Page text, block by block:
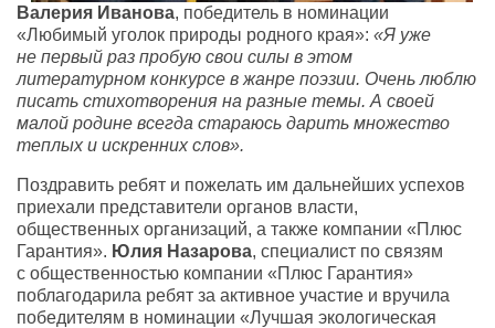
Валерия Иванова, победитель в номинации
«Любимый уголок природы родного края»: «Я уже
не первый раз пробую свои силы в этом
литературном конкурсе в жанре поэзии. Очень люблю
писать стихотворения на разные темы. А своей
малой родине всегда стараюсь дарить множество
теплых и искренних слов».
Поздравить ребят и пожелать им дальнейших успехов
приехали представители органов власти,
общественных организаций, а также компании «Плюс
Гарантия». Юлия Назарова, специалист по связям
с общественностью компании «Плюс Гарантия»
поблагодарила ребят за активное участие и вручила
победителям в номинации «Лучшая экологическая